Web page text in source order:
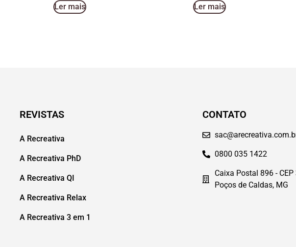
Ler mais Ler mais
REVISTAS
A Recreativa
A Recreativa PhD
A Recreativa QI
A Recreativa Relax
A Recreativa 3 em 1
CONTATO
0800 035 1422
Caixa Postal 896 -
Poços de Caldas, MG